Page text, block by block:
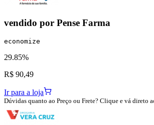
vendido por Pense Farma
economize
29.85%
R$ 90,49
Ir para a loja
Dúvidas quanto ao Preço ou Frete? Clique e vá direto